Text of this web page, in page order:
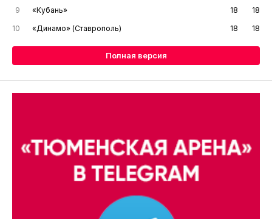
9
«Кубань» 18
18
10
«Динамо» (Ставрополь) 18 18
Полная версия